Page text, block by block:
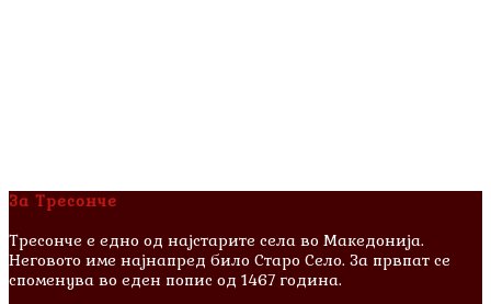
За Тресонче
Тресонче е едно од најстарите села во Македонија.
Неговото име најнапред било Старо Село. За првпат се
споменува во еден попис од 1467 година.